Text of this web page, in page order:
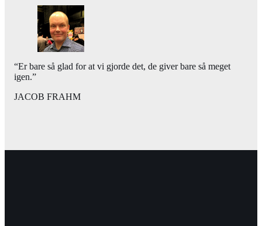
“Er bare så glad for at vi gjorde det, de giver bare så meget
igen.”
JACOB FRAHM